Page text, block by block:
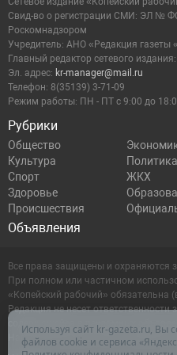
Рубрики
Общество
Культура
Политика
Спорт
ЖКХ
Здоровье
Происшествия
Объявления
Cвид-во о регистрации СМИ: ЭЛ №
Роскомнадзором
Учредитель: АНО «Редакция газеты
Главный редактор сетевого
Эл. адрес: kr-manager@mail.ru
Телефон: 8(35139) 3-71-09
Режим работы: ПН - ПТ с 9:00 до
Все права защищены и охраняются
При полном или частичном
«Копейский рабочий» обязательна
Редакция не несет
содержащейся в рекламных
Настоящий ресурс может
Используя сайт kr-gazeta.ru, Вы
файлов cookie и сервиса